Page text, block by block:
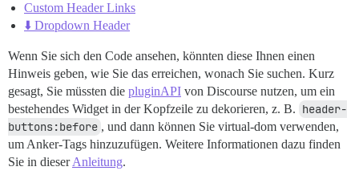
Custom Header Links
⬇️ Dropdown Header
Wenn Sie sich den Code ansehen, könnten diese Ihnen einen
Hinweis geben, wie Sie das erreichen, wonach Sie suchen. Kurz
gesagt, Sie müssten die pluginAPI von Discourse nutzen, um ein
bestehendes Widget in der Kopfzeile zu dekorieren, z. B. header-
buttons:before , und dann können Sie virtual-dom verwenden,
um Anker-Tags hinzuzufügen. Weitere Informationen dazu finden
Sie in dieserAnleitung.